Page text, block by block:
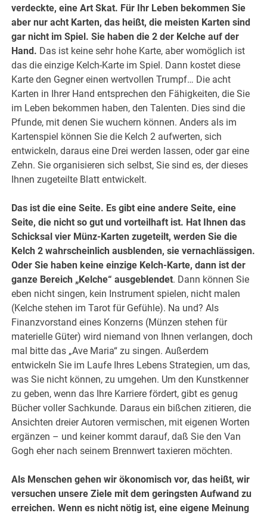
verdeckte, eine Art Skat. Für Ihr Leben bekommen Sie
aber nur acht Karten, das heißt, die meisten Karten sind
gar nicht im Spiel. Sie haben die 2 der Kelche auf der
Hand. Das ist keine sehr hohe Karte, aber womöglich ist
das die einzige Kelch-Karte im Spiel. Dann kostet diese
Karte den Gegner einen wertvollen Trumpf… Die acht
Karten in Ihrer Hand entsprechen den Fähigkeiten, die Sie
im Leben bekommen haben, den Talenten. Dies sind die
Pfunde, mit denen Sie wuchern können. Anders als im
Kartenspiel können Sie die Kelch 2 aufwerten, sich
entwickeln, daraus eine Drei werden lassen, oder gar eine
Zehn. Sie organisieren sich selbst, Sie sind es, der dieses
Ihnen zugeteilte Blatt entwickelt.
Das ist die eine Seite. Es gibt eine andere Seite, eine
Seite, die nicht so gut und vorteilhaft ist. Hat Ihnen das
Schicksal vier Münz-Karten zugeteilt, werden Sie die
Kelch 2 wahrscheinlich ausblenden, sie vernachlässigen.
Oder Sie haben keine einzige Kelch-Karte, dann ist der
ganze Bereich „Kelche“ ausgeblendet. Dann können Sie
eben nicht singen, kein Instrument spielen, nicht malen
(Kelche stehen im Tarot für Gefühle). Na und? Als
Finanzvorstand eines Konzerns (Münzen stehen für
materielle Güter) wird niemand von Ihnen verlangen, doch
mal bitte das „Ave Maria“ zu singen. Außerdem
entwickeln Sie im Laufe Ihres Lebens Strategien, um das,
was Sie nicht können, zu umgehen. Um den Kunstkenner
zu geben, wenn das Ihre Karriere fördert, gibt es genug
Bücher voller Sachkunde. Daraus ein bißchen zitieren, die
Ansichten dreier Autoren vermischen, mit eigenen Worten
ergänzen – und keiner kommt darauf, daß Sie den Van
Gogh eher nach seinem Brennwert taxieren möchten.
Als Menschen gehen wir ökonomisch vor, das heißt, wir
versuchen unsere Ziele mit dem geringsten Aufwand zu
erreichen. Wenn es nicht nötig ist, eine eigene Meinung